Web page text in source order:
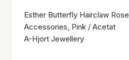
Esther Butterfly Hairclaw Rose
Accessories, Pink / Acetat
A-Hjort Jewellery